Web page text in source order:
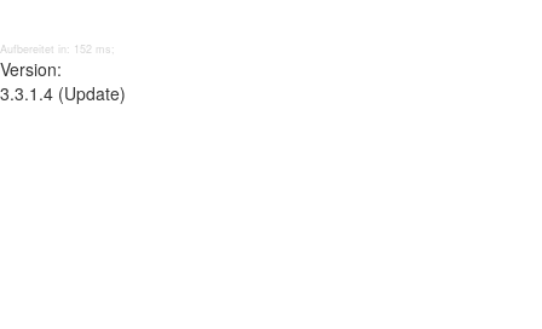
Aufbereitet in: 152 ms;
Version:
3.3.1.4 (Update)